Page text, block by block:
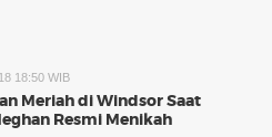
18:50 WIB
Meriah di Windsor Saat
Resmi Menikah